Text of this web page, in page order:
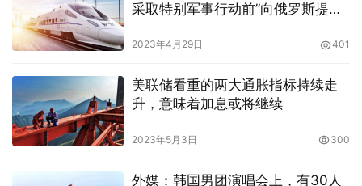
采取特别军事行动前”向俄罗斯提供
2023年4月29日 401
美联储看重的两大通胀指标持续走
升，意味着加息或将继续
2023年5月3日 300
外媒：韩国男团演唱会上，有30人